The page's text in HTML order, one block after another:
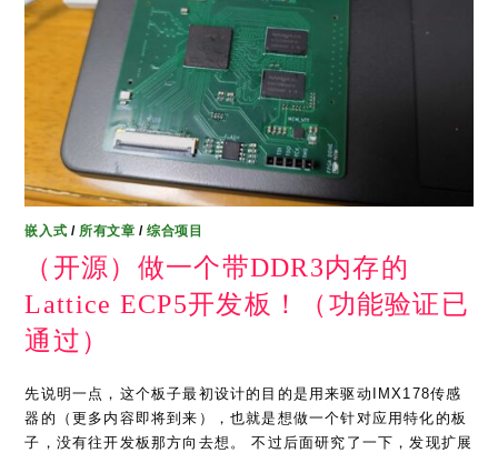
嵌入式 / 所有文章 /综合项目
（开源）做一个带DDR3内存的
Lattice ECP5开发板！（功能验证已
通过）
先说明一点，这个板子最初设计的目的是用来驱动IMX178传感
器的（更多内容即将到来），也就是想做一个针对应用特化的板
子，没有往开发板那方向去想。 不过后面研究了一下，发现扩展